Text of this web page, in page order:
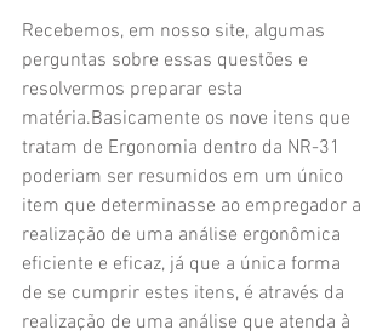
Recebemos, em nosso site, algumas
perguntas sobre essas questões e
resolvermos preparar esta
matéria.Basicamente os nove itens que
tratam de Ergonomia dentro da NR-31
poderiam ser resumidos em um único
item que determinasse ao empregador a
realização de uma análise ergonômica
eficiente e eficaz, já que a única forma
de se cumprir estes itens, é através da
realização de uma análise que atenda à